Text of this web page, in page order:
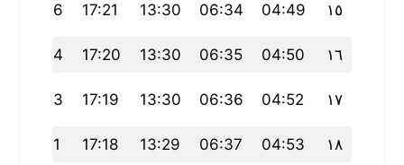
١٥ 04:49
06:34
13:30
17:21
20:26
١٦ 04:50
06:35
13:30
17:20
20:24
١٧ 04:52
06:36
13:30
17:19
20:23
١٨ 04:53
06:37
13:29
17:18
20:21